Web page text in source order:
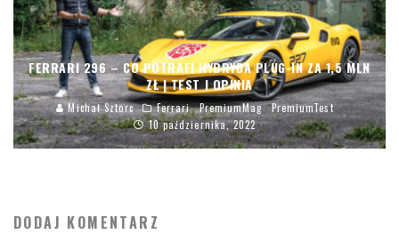
FERRARI 296 – CO POTRAFI HYBRYDA PLUG-IN ZA 1,5 MLN
ZŁ | TEST I OPINIA
Michał Sztorc Ferrari PremiumMag
PremiumTest
10 października, 2022
DODAJ KOMENTARZ